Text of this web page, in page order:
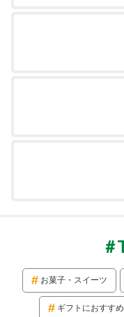
お菓子・スイーツ
ギフトにおすすめ